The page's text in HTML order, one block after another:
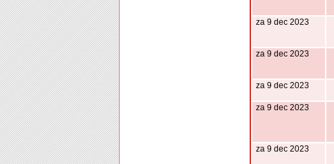
za 9 dec 2023
za 9 dec 2023
za 9 dec 2023
za 9 dec 2023
za 9 dec 2023